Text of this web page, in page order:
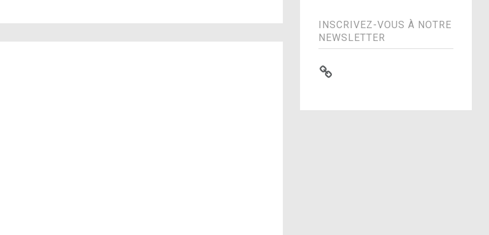
INSCRIVEZ-VOUS À NOTRE
NEWSLETTER